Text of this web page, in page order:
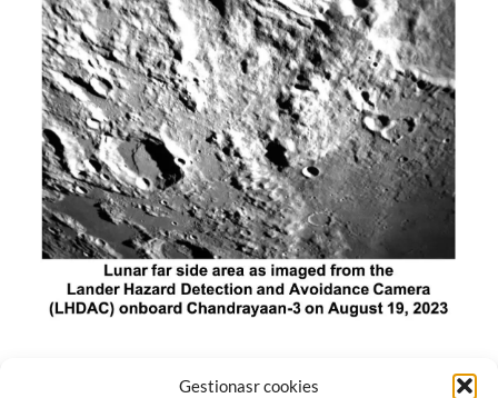
Gestionasr cookies